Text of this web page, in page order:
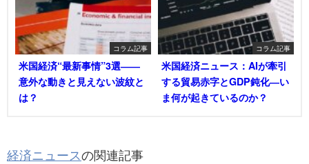
コラム記事
米国経済“最新事情”3選――
意外な動きと見えない波紋と
は？
コラム記事
米国経済ニュース：AIが牽引
する貿易赤字とGDP鈍化―い
ま何が起きているのか？
経済ニュースの関連記事